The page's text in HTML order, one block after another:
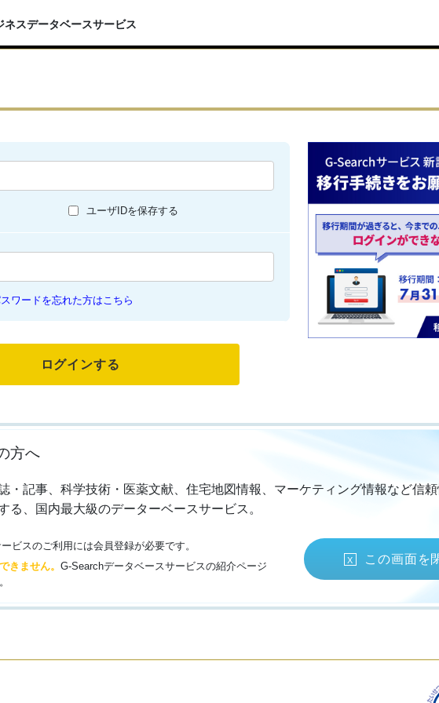
ネスデータベースサービス
ユーザIDを保存する
ワードを忘れた方はこちら
方へ
・記事、科学技術・医薬文献、住宅地図情報、マーケティング情報など信
る、国内最大級のデーターベースサービス。
ビスのご利用には会員登録が必要です。
きません。G-Searchデータベースサービスの紹介ページ
この画面を